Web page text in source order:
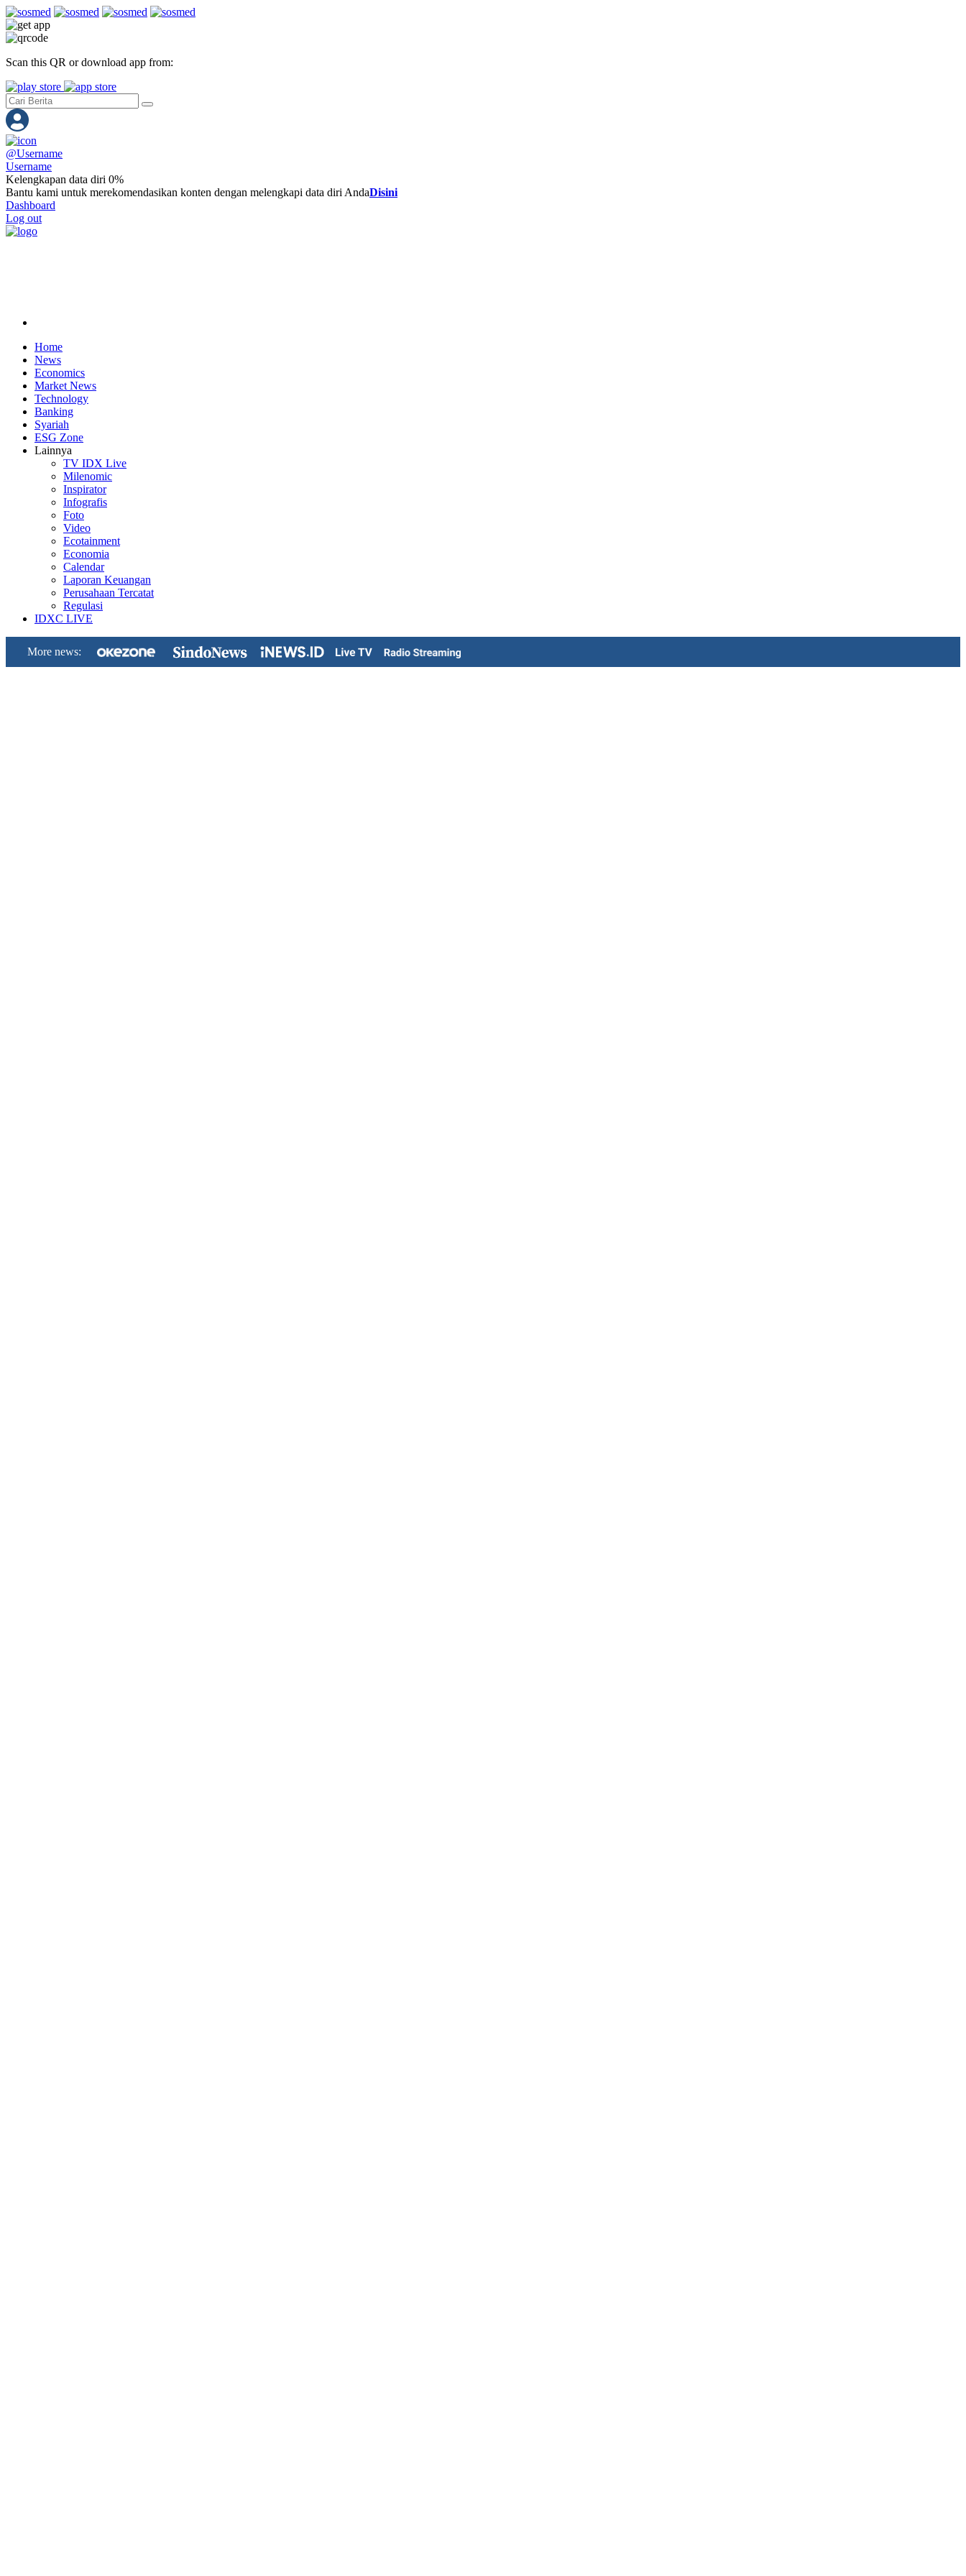
Scan this QR or download app from:
@Username
Username
Kelengkapan data diri 0%
Bantu kami untuk merekomendasikan konten dengan melengkapi data diri AndaDisini
Dashboard
Log out
Home
News
Economics
Market News
Technology
Banking
Syariah
ESG Zone
Lainnya
TV IDX Live
Milenomic
Inspirator
Infografis
Foto
Video
Ecotainment
Economia
Calendar
Laporan Keuangan
Perusahaan Tercatat
Regulasi
IDXC LIVE
More news: